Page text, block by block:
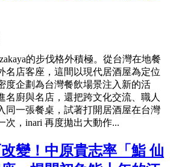
的步伐格外積極。從台灣在地餐
名店客座，這間以現代居酒屋為定位
度企劃為台灣餐飲場景注入新的活
名廚與名店，還把跨文化交流、職人
同一張餐桌，試著打開居酒屋在台灣
次，inari 再度拋出大動作...
變！中原貴志率「鮨 仙